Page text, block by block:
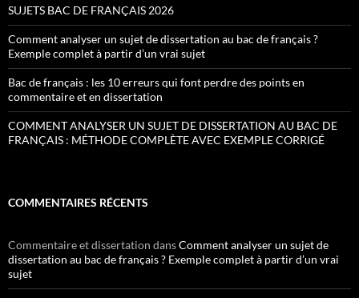
SUJETS BAC DE FRANÇAIS 2026
Comment analyser un sujet de dissertation au bac de français ?
Exemple complet à partir d’un vrai sujet
Bac de français : les 10 erreurs qui font perdre des points en
commentaire et en dissertation
COMMENT ANALYSER UN SUJET DE DISSERTATION AU BAC DE
FRANÇAIS : MÉTHODE COMPLÈTE AVEC EXEMPLE CORRIGÉ
COMMENTAIRES RÉCENTS
Commentaire et dissertation dansComment analyser un sujet de
dissertation au bac de français ? Exemple complet à partir d’un vrai
sujet